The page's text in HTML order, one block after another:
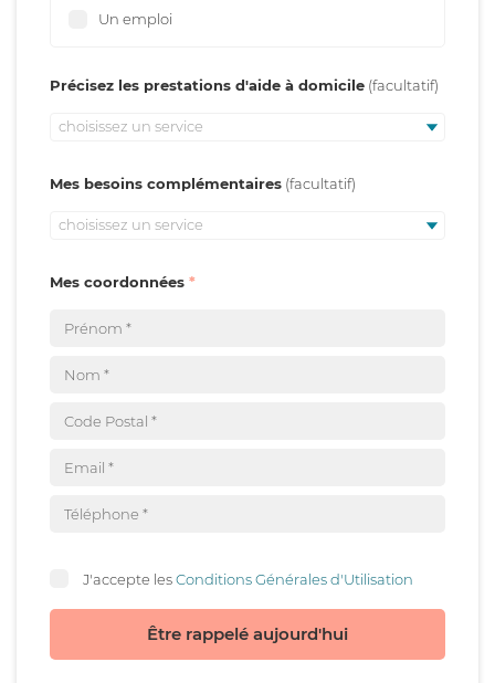
Un emploi
Précisez les prestations d'aide à domicile
choisissez un service
Mes besoins complémentaires
choisissez un service
Mes coordonnées
J'accepte lesConditions Générales d'Utilisation
Être rappelé aujourd'hui